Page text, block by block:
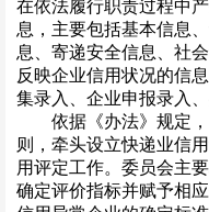
在依法履行职责过程中
息，主要包括基本信息
息、寄递安全信息、社
反映企业信用状况的信
集录入、企业申报录入
依据《办法》规定，
则，牵头设立快递业信
用评定工作。委员会主
确定评价指标并赋予相